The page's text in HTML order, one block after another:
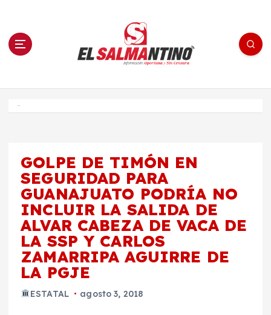
n El Salmantino - medios/noticias/editorial
GOLPE DE TIMÓN EN
SEGURIDAD PARA
GUANAJUATO PODRÍA NO
INCLUIR LA SALIDA DE
ALVAR CABEZA DE VACA DE
LA SSP Y CARLOS
ZAMARRIPA AGUIRRE DE
LA PGJE
ESTATAL agosto 3, 2018